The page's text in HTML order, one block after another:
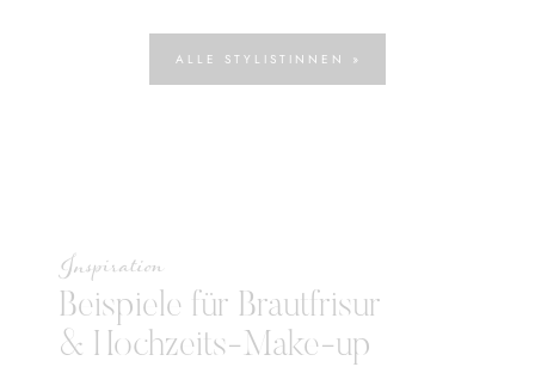
ALLE STYLISTINNEN »
Inspiration
Beispiele für Brautfrisur
& Hochzeits-Make-up